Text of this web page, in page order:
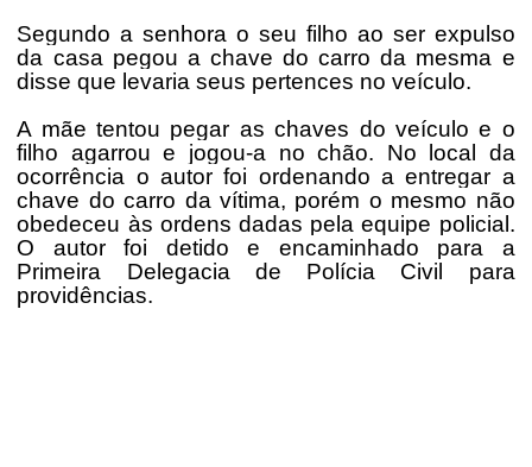
Segundo a senhora o seu filho ao ser expulso
da casa pegou a chave do carro da mesma e
disse que levaria seus pertences no veículo.
A mãe tentou pegar as chaves do veículo e o
filho agarrou e jogou-a no chão. No local da
ocorrência o autor foi ordenando a entregar a
chave do carro da vítima, porém o mesmo não
obedeceu às ordens dadas pela equipe policial.
O autor foi detido e encaminhado para a
Primeira Delegacia de Polícia Civil para
providências.